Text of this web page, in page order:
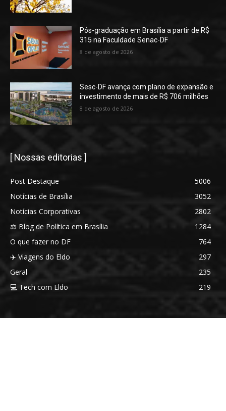
Pós-graduação em Brasília a partir de R$
315 na Faculdade Senac-DF
8 de agosto de 2026
Sesc-DF avança com plano de expansão e
investimento de mais de R$ 706 milhões
8 de agosto de 2026
[ Nossas editorias ]
Post Destaque
5006
Notícias de Brasília
3052
Notícias Corporativas
2802
⚖️ Blog de Política em Brasília
1284
O que fazer no DF
764
✈️ Viagens do Eldo
297
Geral
235
💻 Tech com Eldo
219